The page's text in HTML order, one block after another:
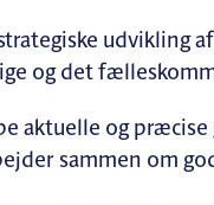
udvikling
og det
aktuelle og
sammen om